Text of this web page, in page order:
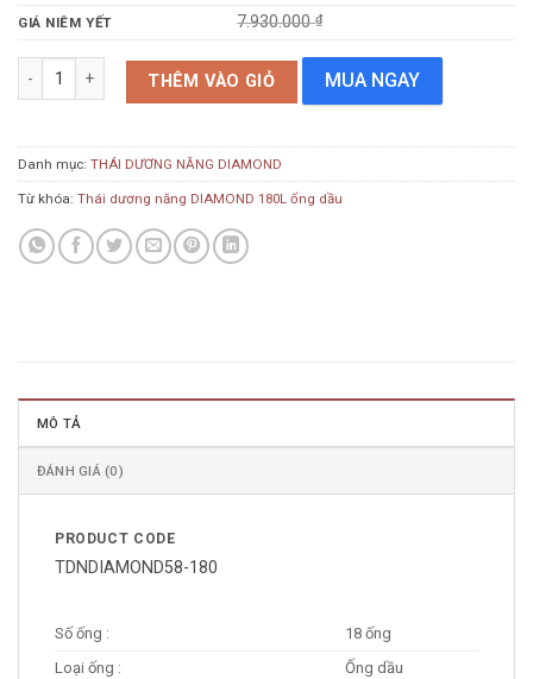
GIÁ NIÊM YẾT 7.930.000₫
Thái dương năng DIAMOND 180L ống dầu số lượng
THÊM VÀO GIỎ MUA NGAY
Danh mục: THÁI DƯƠNG NĂNG DIAMOND
Từ khóa: Thái dương năng DIAMOND 180L ống dầu
MÔ TẢ
ĐÁNH GIÁ (0)
PRODUCT CODE
TDNDIAMOND58-180
Số ống :
18 ống
Loại ống :
Ống dầu